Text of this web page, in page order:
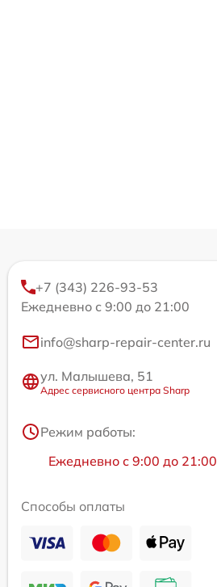
+7 (343) 226-93-53
Ежедневно с 9:00 до 21:00
info@sharp-repair-center.ru
ул. Малышева, 51
Адрес сервисного центра Sharp
Режим работы:
Ежедневно с 9:00 до 21:00
Способы оплаты